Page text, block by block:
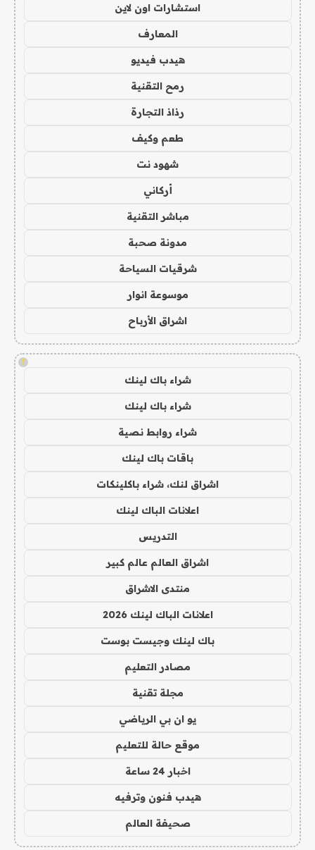
استشارات اون لاين
المعارف
هيدب فيديو
رمح التقنية
رذاذ التجارة
طعم وكيف
شهود نت
أركاني
مباشر التقنية
مدونة صحبة
شرقيات السياحة
موسوعة انوار
اشراق الأرباح
!
شراء باك لينك
شراء باك لينك
شراء روابط نصية
باقات باك لينك
اشراق لنك، شراء باكلينكات
اعلانات الباك لينك
التدريس
اشراق العالم عالم كبير
منتدى الاشراق
اعلانات الباك لينك 2026
باك لينك وجيست بوست
مصادر التعليم
مجلة تقنية
يو ان بي الرياضي
موقع حالة للتعليم
اخبار 24 ساعة
هيدب فنون وترفيه
صحيفة العالم